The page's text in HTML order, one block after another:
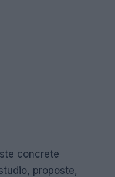
concrete
proposte,